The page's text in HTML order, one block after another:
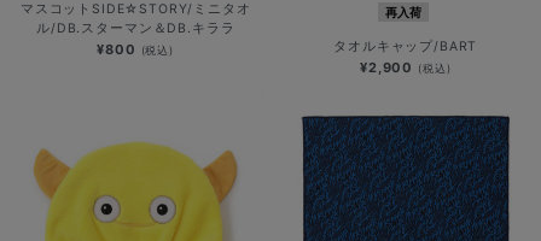
マスコットSIDE☆STORY/ミニタオ
ル/DB.スターマン＆DB.キララ
¥800 (税込)
再入荷
タオルキャップ/BART
¥2,900 (税込)